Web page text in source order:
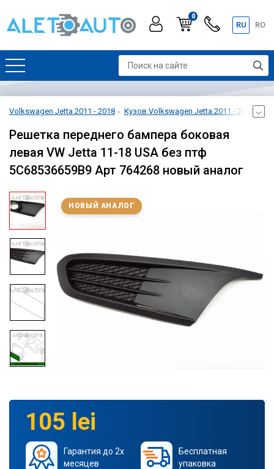
0
RU RO
Volkswagen Jetta 2011 - 2018 Кузов Volkswagen Jetta 2011 - 2018
Решетка переднего бампера боковая
левая VW Jetta 11-18 USA без птф
5C68536659B9 Арт 764268 новый аналог
НОВЫЙ АНАЛОГ
105 lei
Гарантия до 2х
месяцев
Бесплатная
упаковка